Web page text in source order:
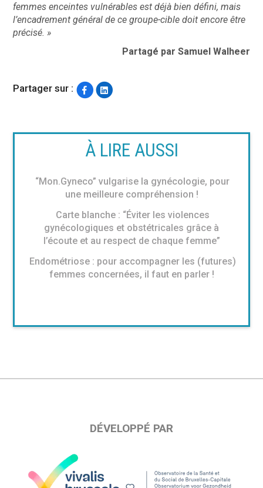
femmes enceintes vulnérables est déjà bien défini, mais
l’encadrement général de ce groupe-cible doit encore être
précisé. »
Partagé par Samuel Walheer
Partager sur :
À LIRE AUSSI
“Mon.Gyneco” vulgarise la gynécologie, pour
une meilleure compréhension !
Carte blanche : “Éviter les violences
gynécologiques et obstétricales grâce à
l’écoute et au respect de chaque femme”
Endométriose : pour accompagner les (futures)
femmes concernées, il faut en parler !
DÉVELOPPÉ PAR